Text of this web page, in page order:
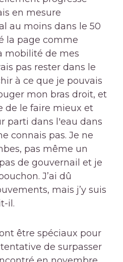
en mesure
au moins dans le 50
la page comme
mobilité de mes
pas rester dans le
à ce que je pouvais
mon bras droit, et
de le faire mieux et
parti dans l'eau dans
connais pas. Je ne
pas même un
de gouvernail et je
J’ai dû
mais j’y suis
il.
être spéciaux pour
de surpasser